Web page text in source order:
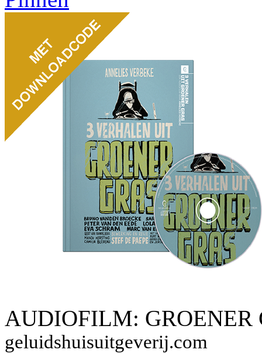
AUDIOFILM: GROENER
geluidshuisuitgeverij.com